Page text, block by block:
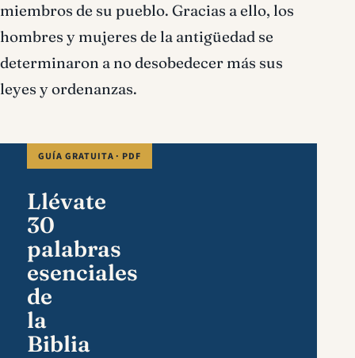
miembros de su pueblo. Gracias a ello, los
hombres y mujeres de la antigüedad se
determinaron a no desobedecer más sus
leyes y ordenanzas.
GUÍA GRATUITA · PDF
Llévate
30
palabras
esenciales
de
la
Biblia